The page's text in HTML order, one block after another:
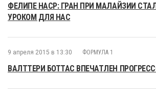
ФЕЛИПЕ НАСР: ГРАН ПРИ МАЛАЙЗИИ
УРОКОМ ДЛЯ НАС
9 апреля 2015 в 13:30 ФОРМУЛА 1
ВАЛТТЕРИ БОТТАС ВПЕЧАТЛЕН